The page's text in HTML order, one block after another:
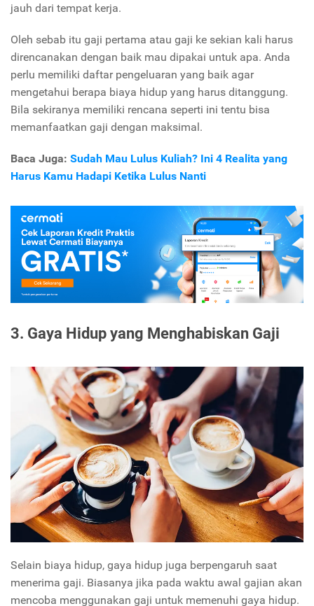
jauh dari tempat kerja.
Oleh sebab itu gaji pertama atau gaji ke sekian kali harus
direncanakan dengan baik mau dipakai untuk apa. Anda
perlu memiliki daftar pengeluaran yang baik agar
mengetahui berapa biaya hidup yang harus ditanggung.
Bila sekiranya memiliki rencana seperti ini tentu bisa
memanfaatkan gaji dengan maksimal.
Baca Juga: Sudah Mau Lulus Kuliah? Ini 4 Realita yang
Harus Kamu Hadapi Ketika Lulus Nanti
3. Gaya Hidup yang Menghabiskan Gaji
Selain biaya hidup, gaya hidup juga berpengaruh saat
menerima gaji. Biasanya jika pada waktu awal gajian akan
mencoba menggunakan gaji untuk memenuhi gaya hidup.